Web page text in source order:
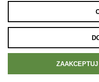
Rabat 5% za